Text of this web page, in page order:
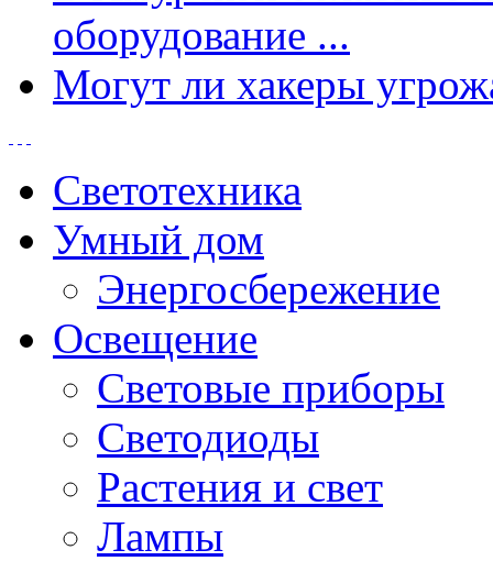
оборудование ...
Могут ли хакеры
Светотехника
Умный дом
Энергосбережение
Освещение
Световые приборы
Светодиоды
Растения и свет
Лампы